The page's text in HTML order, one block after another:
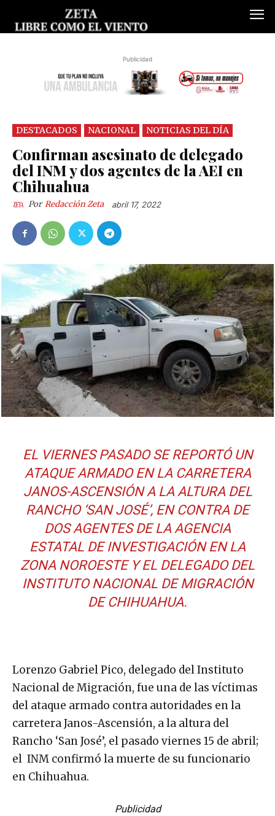
Publicidad
DESTACADOS NACIONAL NOTICIAS DEL DÍA
Confirman asesinato de delegado
del INM y dos agentes de la AEI en
Chihuahua
Por Redacción Zeta abril 17, 2022
EL VIERNES PASADO SE REPORTÓ UN
ATAQUE ARMADO EN LA CARRETERA
JANOS-ASCENSIÓN A LA ALTURA DEL
RANCHO ‘SAN JOSÉ’, EN CONTRA DE
DOS AGENTES DE LA AGENCIA
ESTATAL DE INVESTIGACIÓN EN LA
ZONA NOROESTE Y EL DELEGADO DEL
INSTITUTO NACIONAL DE MIGRACIÓN
DE CHIHUAHUA.
Lorenzo Gabriel Pico, delegado del Instituto
Nacional de Migración, fue una de las víctimas
del ataque armado contra autoridades en la
carretera Janos-Ascensión, a la altura del
Rancho ‘San José’, el pasado viernes 15 de abril;
el INM confirmó la muerte de su funcionario
en Chihuahua.
Publicidad